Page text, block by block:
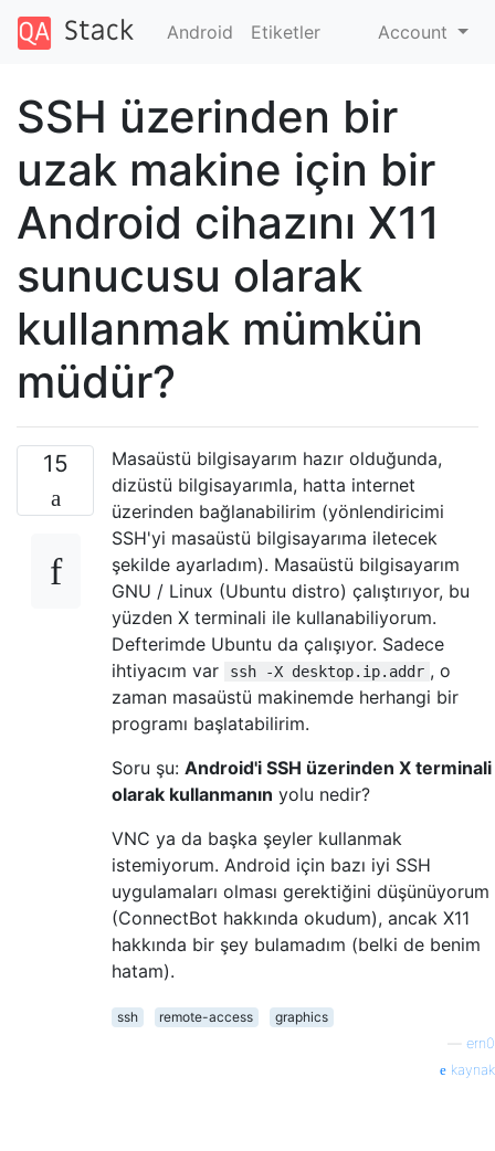
Android Etiketler Account
SSH üzerinden bir
uzak makine için bir
Android cihazını X11
sunucusu olarak
kullanmak mümkün
müdür?
15
Masaüstü bilgisayarım hazır olduğunda,
dizüstü bilgisayarımla, hatta internet
üzerinden bağlanabilirim (yönlendiricimi
SSH'yi masaüstü bilgisayarıma iletecek
şekilde ayarladım). Masaüstü bilgisayarım
GNU / Linux (Ubuntu distro) çalıştırıyor, bu
yüzden X terminali ile kullanabiliyorum.
Defterimde Ubuntu da çalışıyor. Sadece
ihtiyacım var
ssh -X desktop.ip.addr , o
zaman masaüstü makinemde herhangi bir
programı başlatabilirim.
Soru şu: Android'i SSH üzerinden X terminali
olarak kullanmanın yolu nedir?
VNC ya da başka şeyler kullanmak
istemiyorum. Android için bazı iyi SSH
uygulamaları olması gerektiğini düşünüyorum
(ConnectBot hakkında okudum), ancak X11
hakkında bir şey bulamadım (belki de benim
hatam).
ssh remote-access
graphics
ern0
kaynak